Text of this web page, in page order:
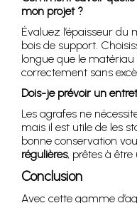
mon projet ?
Évaluez l’épaisseur
bois de support.
longue que le matériau
correctement sans
Dois-je prévoir un
Les agrafes ne
mais il est utile de les
bonne conservation
régulières, prêtes à être
Conclusion
Avec cette gamme